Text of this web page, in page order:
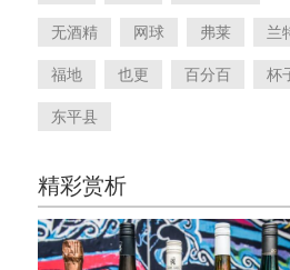
无酒精 网球 弗莱 兰
福地 也更 百分百 杯
东平县
精彩赏析